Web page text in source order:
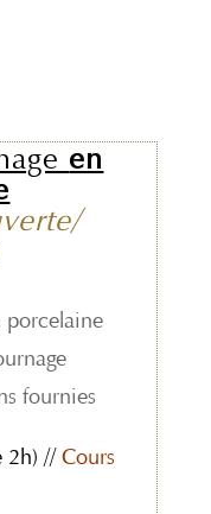
en
porcelaine
fournies
2h) //Cours